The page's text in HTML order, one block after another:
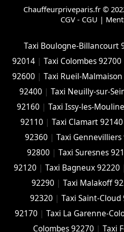
Chauffeurpriveparis.fr ©
CGV - CGU |
Taxi Boulogne-Billancourt
92014| Taxi Colombes 92700
92600 |Taxi Rueil-
92400 |Taxi Neuilly-sur-
92160 |Taxi Issy-les-
92110 |Taxi Clamart 92140
92360 | Taxi Gennevilliers
92800 | Taxi Suresnes
92120 | Taxi Bagneux 92220
92290 | Taxi Malakoff
92320 | Taxi Saint-Cloud
92170 | Taxi La Garenne-
Colombes 92270 | Taxi